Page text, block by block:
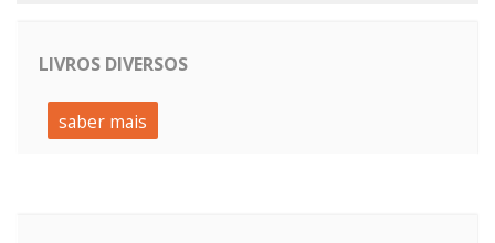
LIVROS DIVERSOS
saber mais